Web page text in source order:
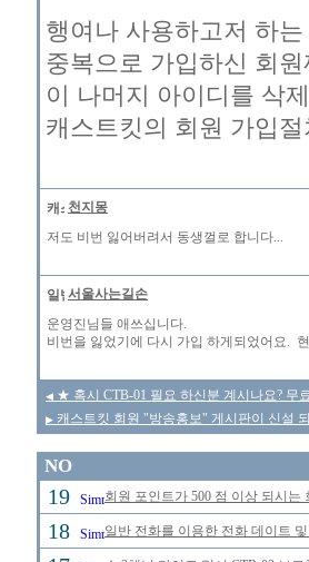
행여나 사용하고저 하
중복으로 가입하신 회
이 나머지 아이디를 삭
캐스트킷의 회원 가입
천지몽
저도 비번 잃어버려서 동생껄로 합니다...
서울사는길손
운영진님들 애쓰십니다.
비번을 잃었기에 다시 가입 하게되었어요.
◀ ★ 혹시 CTB-01 필요 하신분 계시나요? 무
▶ 캐스트킷 회원 "방송홍보" 게시판이 신설
NO
19 회원 포인트가 500 점 이상 되시
18 일반 전화를 이용한 전화 데이트